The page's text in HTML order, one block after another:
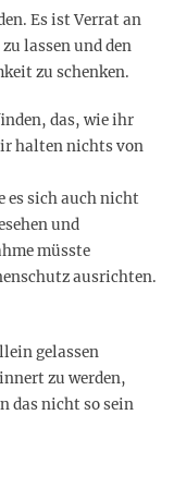
Es ist Verrat an
lassen und den
zu schenken.
das, wie ihr
halten nichts von
es sich auch nicht
und
müsste
ausrichten.
gelassen
zu werden,
das nicht so sein